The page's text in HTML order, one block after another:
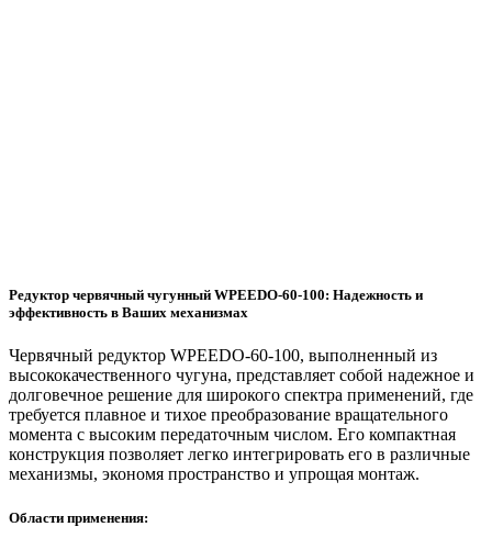
Редуктор червячный чугунный WPEEDO-60-100: Надежность и
эффективность в Ваших механизмах
Червячный редуктор WPEEDO-60-100, выполненный из
высококачественного чугуна, представляет собой надежное и
долговечное решение для широкого спектра применений, где
требуется плавное и тихое преобразование вращательного
момента с высоким передаточным числом. Его компактная
конструкция позволяет легко интегрировать его в различные
механизмы, экономя пространство и упрощая монтаж.
Области применения: